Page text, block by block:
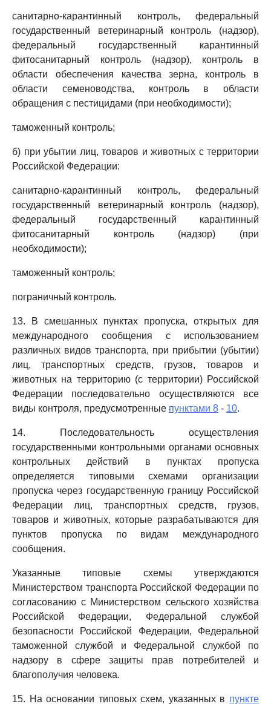
санитарно-карантинный контроль, федеральный
государственный ветеринарный контроль (надзор),
федеральный государственный карантинный
фитосанитарный контроль (надзор), контроль в
области обеспечения качества зерна, контроль в
области семеноводства, контроль в области
обращения с пестицидами (при необходимости);
таможенный контроль;
б) при убытии лиц, товаров и животных с территории
Российской Федерации:
санитарно-карантинный контроль, федеральный
государственный ветеринарный контроль (надзор),
федеральный государственный карантинный
фитосанитарный контроль (надзор) (при
необходимости);
таможенный контроль;
пограничный контроль.
13. В смешанных пунктах пропуска, открытых для
международного сообщения с использованием
различных видов транспорта, при прибытии (убытии)
лиц, транспортных средств, грузов, товаров и
животных на территорию (с территории) Российской
Федерации последовательно осуществляются все
виды контроля, предусмотренные пунктами 8 - 10.
14. Последовательность осуществления
государственными контрольными органами основных
контрольных действий в пунктах пропуска
определяется типовыми схемами организации
пропуска через государственную границу Российской
Федерации лиц, транспортных средств, грузов,
товаров и животных, которые разрабатываются для
пунктов пропуска по видам международного
сообщения.
Указанные типовые схемы утверждаются
Министерством транспорта Российской Федерации по
согласованию с Министерством сельского хозяйства
Российской Федерации, Федеральной службой
безопасности Российской Федерации, Федеральной
таможенной службой и Федеральной службой по
надзору в сфере защиты прав потребителей и
благополучия человека.
15. На основании типовых схем, указанных в пункте